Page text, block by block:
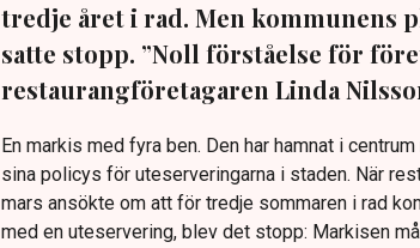
tredje året i rad. Men
satte stopp. ”Noll förståelse för
restaurangföretagaren Linda
En markis med fyra ben. Den har hamnat i
sina policys för uteserveringarna i staden. När
mars ansökte om att för tredje sommaren i rad
med en uteservering, blev det stopp: Markisen